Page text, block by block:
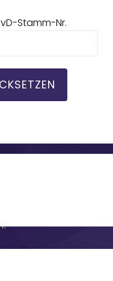
Stamm-Nr.
Alle Rechte